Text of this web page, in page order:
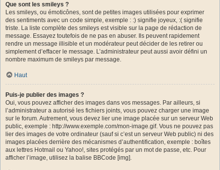
Que sont les smileys ?
Les smileys, ou émoticônes, sont de petites images utilisées pour exprimer
des sentiments avec un code simple, exemple : :) signifie joyeux, :( signifie
triste. La liste complète des smileys est visible sur la page de rédaction de
message. Essayez toutefois de ne pas en abuser. Ils peuvent rapidement
rendre un message illisible et un modérateur peut décider de les retirer ou
simplement d’effacer le message. L’administrateur peut aussi avoir défini un
nombre maximum de smileys par message.
Haut
Puis-je publier des images ?
Oui, vous pouvez afficher des images dans vos messages. Par ailleurs, si
l’administrateur a autorisé les fichiers joints, vous pouvez charger une image
sur le forum. Autrement, vous devez lier une image placée sur un serveur Web
public, exemple : http://www.exemple.com/mon-image.gif. Vous ne pouvez pas
lier des images de votre ordinateur (sauf si c’est un serveur Web public) ni des
images placées derrière des mécanismes d’authentification, exemple : boîtes
aux lettres Hotmail ou Yahoo!, sites protégés par un mot de passe, etc. Pour
afficher l’image, utilisez la balise BBCode [img].